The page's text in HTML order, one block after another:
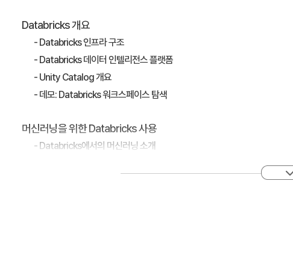
Databricks 개요
- Databricks 인프라 구조
- Databricks 데이터 인텔리전스 플랫폼
- Unity Catalog 개요
- 데모: Databricks 워크스페이스 탐색
머신러닝을 위한 Databricks 사용
- Databricks에서의 머신러닝 소개